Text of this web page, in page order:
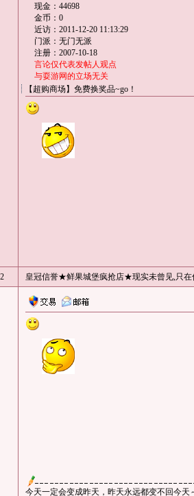
现金：44698
金币：0
近访：2011-12-20 11:13:29
门派：无门无派
注册：2007-10-18
言论仅代表发帖人观点
与耍游网的立场无关
【超购商场】免费换奖品~go！
皇冠信誉★鲜果城堡疯抢店★现实未曾见,只在
今天一定会变成昨天，昨天永远都变不回今天